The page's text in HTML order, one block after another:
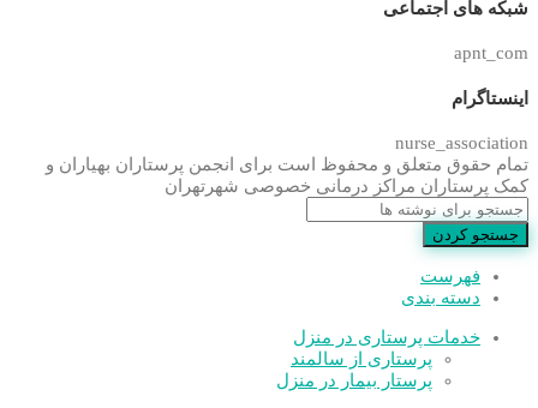
شبکه های اجتماعی
apnt_com
اینستاگرام
nurse_association
تمام حقوق متعلق و محفوظ است برای انجمن پرستاران بهیاران و
کمک پرستاران مراکز درمانی خصوصی شهرتهران
جستجو کردن
فهرست
دسته بندی
خدمات پرستاری در منزل
پرستاری از سالمند
پرستار بیمار در منزل